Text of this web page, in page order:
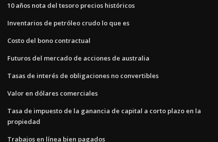
10 años nota del tesoro precios históricos
Inventarios de petróleo crudo lo que es
Costo del bono contractual
Futuros del mercado de acciones de australia
Tasas de interés de obligaciones no convertibles
Valor en dólares comerciales
Tasa de impuesto de la ganancia de capital a corto plazo en la
propiedad
Trabajos en línea bien pagados